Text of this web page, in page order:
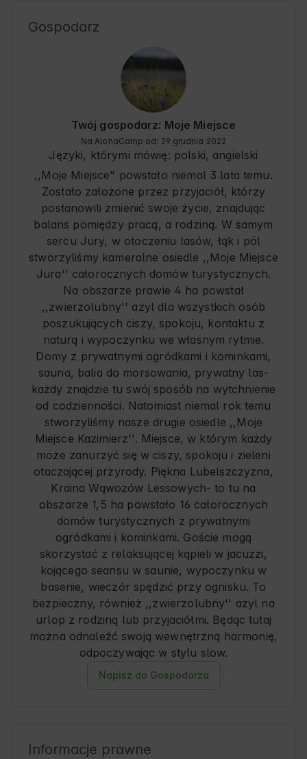
Gospodarz
Twój gospodarz: Moje Miejsce
Na AlohaCamp od: 29 grudnia 2022
Języki, którymi mówię: polski, angielski
,,Moje Miejsce" powstało niemal 3 lata temu.
Zostało założone przez przyjaciół, którzy
postanowili zmienić swoje życie, znajdując
balans pomiędzy pracą, a rodziną. W samym
sercu Jury, w otoczeniu lasów, łąk i pól
stworzyliśmy kameralne osiedle ,,Moje Miejsce
Jura'' całorocznych domów turystycznych.
Na obszarze prawie 4 ha powstał
,,zwierzolubny'' azyl dla wszystkich osób
poszukujących ciszy, spokoju, kontaktu z
naturą i wypoczynku we własnym rytmie.
Domy z prywatnymi ogródkami i kominkami,
sauna, balia do morsowania, prywatny las-
każdy znajdzie tu swój sposób na wytchnienie
od codzienności. Natomiast niemal rok temu
stworzyliśmy nasze drugie osiedle ,,Moje
Miejsce Kazimierz''. Miejsce, w którym każdy
może zanurzyć się w ciszy, spokoju i zieleni
otaczającej przyrody. Piękna Lubelszczyzna,
Kraina Wąwozów Lessowych- to tu na
obszarze 1,5 ha powstało 16 całorocznych
domów turystycznych z prywatnymi
ogródkami i kominkami. Goście mogą
skorzystać z relaksującej kąpieli w jacuzzi,
kojącego seansu w saunie, wypoczynku w
basenie, wieczór spędzić przy ognisku. To
bezpieczny, również ,,zwierzolubny'' azyl na
urlop z rodziną lub przyjaciółmi. Będąc tutaj
można odnaleźć swoją wewnętrzną harmonię,
odpoczywając w stylu slow.
Napisz do Gospodarza
Informacje prawne